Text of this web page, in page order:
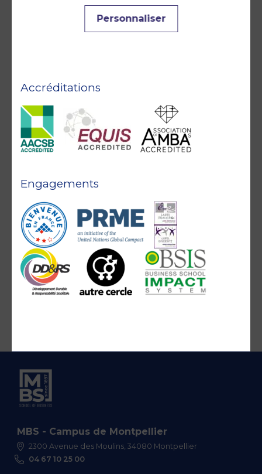
Accréditations
Engagements
MBS - Campus de Montpellier
2300 Avenue des Moulins, 34080 Montpellier
04 67 10 25 00
Personnaliser